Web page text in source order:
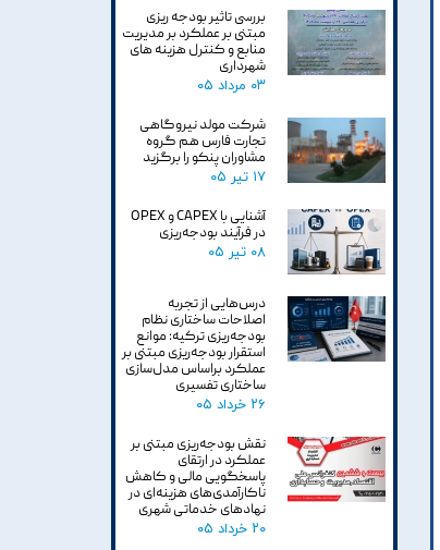
بررسی تاثیر بودجه ریزی
مبتنی بر عملکرد بر مدیریت
منابع و کنترل هزینه های
شهرداری
۰۳ مرداد ۰۵
شرکت مولد نیروگاهی
تجارت فارس هم گروه
مشاوران پنکو را برگزید
۱۷ تیر ۰۵
آشنایی با CAPEX و OPEX
در فرآیند بودجه‌ریزی
۰۸ تیر ۰۵
درس‌هایی از تجربه
اصلاحات ساختاری نظام
بودجه‌ریزی ترکیه: موانع
استقرار بودجه‌ریزی مبتنی بر
عملکرد براساس مدل‌سازی
ساختاری تفسیری
۲۶ خرداد ۰۵
نقش بودجه‌ریزی مبتنی بر
عملکرد در ارتقای
پاسخگویی مالی و کاهش
ناکارآمدی‌های هزینه‌ای در
نهادهای خدماتی شهری
۲۰ خرداد ۰۵